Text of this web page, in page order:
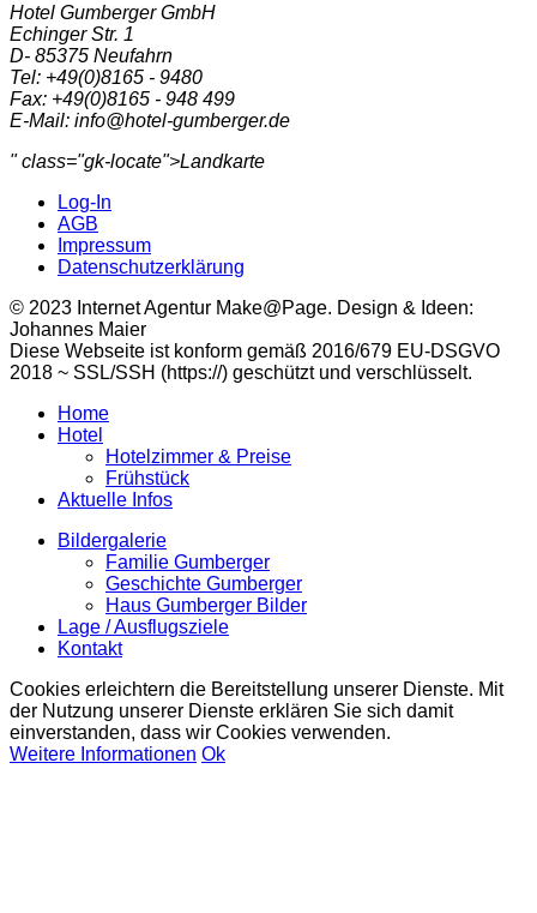
Hotel Gumberger GmbH
Echinger Str. 1
D- 85375 Neufahrn
Tel: +49(0)8165 - 9480
Fax: +49(0)8165 - 948 499
E-Mail: info@hotel-gumberger.de
" class="gk-locate">Landkarte
Log-In
AGB
Impressum
Datenschutzerklärung
© 2023 Internet Agentur Make@Page. Design & Ideen:
Johannes Maier
Diese Webseite ist konform gemäß 2016/679 EU-DSGVO
2018 ~ SSL/SSH (https://) geschützt und verschlüsselt.
Home
Hotel
Hotelzimmer & Preise
Frühstück
Aktuelle Infos
Bildergalerie
Familie Gumberger
Geschichte Gumberger
Haus Gumberger Bilder
Lage / Ausflugsziele
Kontakt
Cookies erleichtern die Bereitstellung unserer Dienste. Mit
der Nutzung unserer Dienste erklären Sie sich damit
einverstanden, dass wir Cookies verwenden.
Weitere Informationen Ok